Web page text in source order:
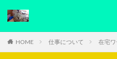
HOME 仕事について 在宅